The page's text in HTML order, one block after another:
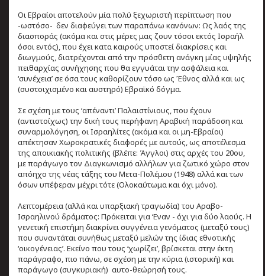
Οι Εβραίοι αποτελούν μία πολύ ξεχωριστή περίπτωση που
-ωστόσο- δεν διαφεύγει των παραπάνω κανόνων: Ως λαός της
διασποράς (ακόμα και στις μέρες μας ζουν τόσοι εκτός Ισραήλ
όσοι εντός), που έχει κατα καιρούς υποστεί διακρίσεις και
διωγμούς, διατρέχονται από την πρόσθετη ανάγκη μίας υψηλής
πειθαρχίας συνήχησης που θα εγγυάται την ασφάλεια και
‘συνέχεια’ σε όσα τους καθορίζουν τόσο ως Έθνος αλλά και ως
(συστοιχισμένο και αυστηρό) Εβραϊκό δόγμα.
Σε σχέση με τους ‘απέναντι’ Παλαιστίνιους, που έχουν
(αντιστοίχως) την δική τους περήφανη Αραβική παράδοση και
συναρμολόγηση, οι Ισραηλίτες (ακόμα και οι μη-Εβραίοι)
απέκτησαν Χωροκρατικές διαφορές με αυτούς, ως αποτέλεσμα
της αποικιακής πολιτικής (βλέπε: Άγγλοι) στις αρχές του 20ου,
με παράγωγο τον Διαγκωνισμό αλλήλων για ζωτικό χώρο στον
απόηχο της νέας τάξης του Μετα-Πολέμου (1948) αλλά και των
όσων υπέφεραν μέχρι τότε (Ολοκαύτωμα και όχι μόνο).
Λεπτομέρεια (αλλά και υπαρξιακή τραγωδία) του Αραβο-
Ισραηλινού δράματος: Πρόκειται για ‘Εναν - όχι για δύο λαούς. Η
γενετική επιστήμη διακρίνει συγγένεια γενόματος (μεταξύ τους)
που συναντάται συνήθως μεταξύ μελών της ίδιας εθνοτικής
‘οικογένειας’. Εκείνο που τους ‘χωρίζει’, βρίσκεται στην έκτη
παράγραφο, πιο πάνω, σε σχέση με την κύρια (ιστορική) και
παράγωγο (συγκυριακή) αυτο-θεώρησή τους.